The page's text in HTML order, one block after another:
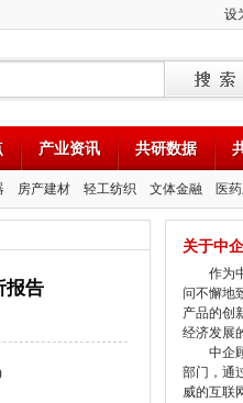
设
产业资讯 共研数据
房产建材 轻工纺织 文体金融 医
报告
关于中
作为中
问不懈地
产品的创
经济发展
中企顾
部门，通
威的互联